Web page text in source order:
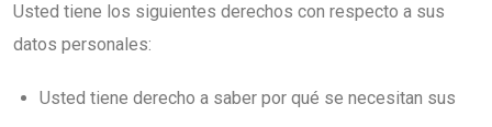
Usted tiene los siguientes derechos con respecto a sus
datos personales:
Usted tiene derecho a saber por qué se necesitan sus